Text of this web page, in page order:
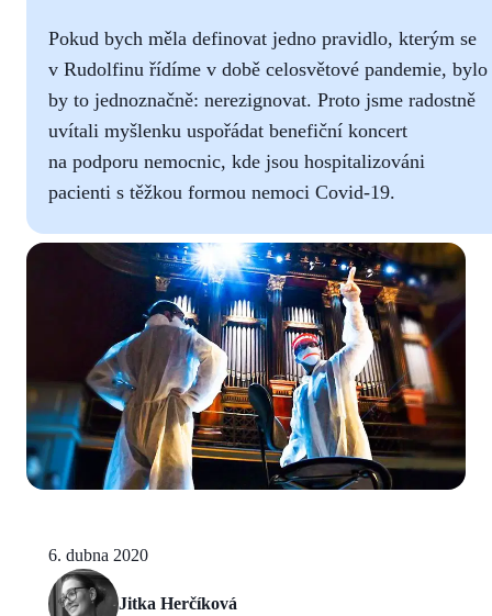
Pokud bych měla definovat jedno pravidlo, kterým se
v Rudolfinu řídíme v době celosvětové pandemie, bylo
by to jednoznačně: nerezignovat. Proto jsme radostně
uvítali myšlenku uspořádat benefiční koncert
na podporu nemocnic, kde jsou hospitalizováni
pacienti s těžkou formou nemoci Covid-19.
6. dubna 2020
Jitka Herčíková